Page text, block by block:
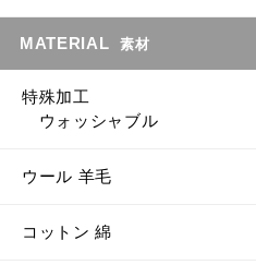
MATERIAL 素材
特殊加工
ウォッシャブル
ウール 羊毛
コットン 綿